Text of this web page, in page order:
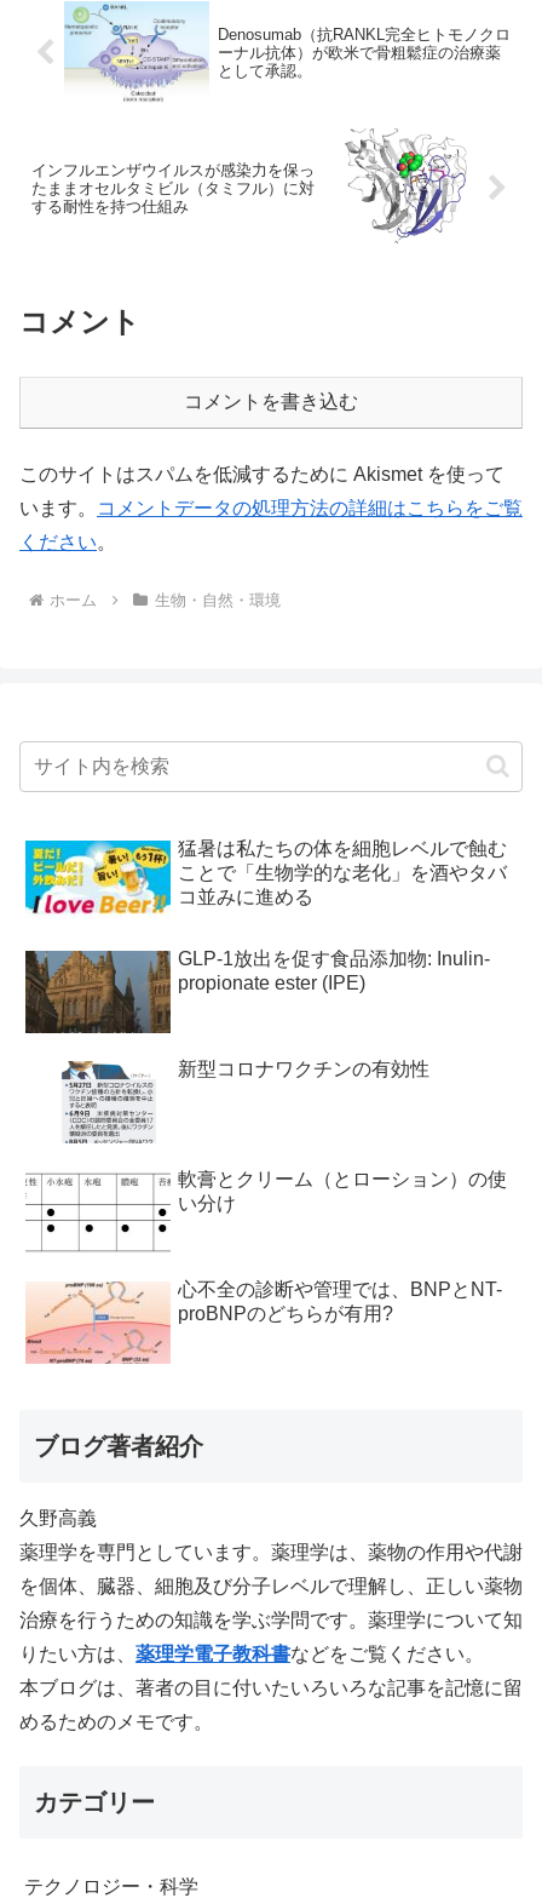
Denosumab（抗RANKL完全ヒトモノクロ
ーナル抗体）が欧米で骨粗鬆症の治療薬
として承認。
インフルエンザウイルスが感染力を保っ
たままオセルタミビル（タミフル）に対
する耐性を持つ仕組み
コメント
コメントを書き込む
このサイトはスパムを低減するために Akismet を使って
います。
コメントデータの処理方法の詳細はこちらをご覧
ください。
ホーム 生物・自然・環境
猛暑は私たちの体を細胞レベルで蝕む
ことで「生物学的な老化」を酒やタバ
コ並みに進める
GLP-1放出を促す食品添加物: Inulin-
propionate ester (IPE)
新型コロナワクチンの有効性
軟膏とクリーム（とローション）の使
い分け
心不全の診断や管理では、BNPとNT-
proBNPのどちらが有用?
ブログ著者紹介
久野高義
薬理学を専門としています。薬理学は、薬物の作用や代謝
を個体、臓器、細胞及び分子レベルで理解し、正しい薬物
治療を行うための知識を学ぶ学問です。薬理学について知
りたい方は、 薬理学電子教科書などをご覧ください。
本ブログは、著者の目に付いたいろいろな記事を記憶に留
めるためのメモです。
カテゴリー
テクノロジー・科学